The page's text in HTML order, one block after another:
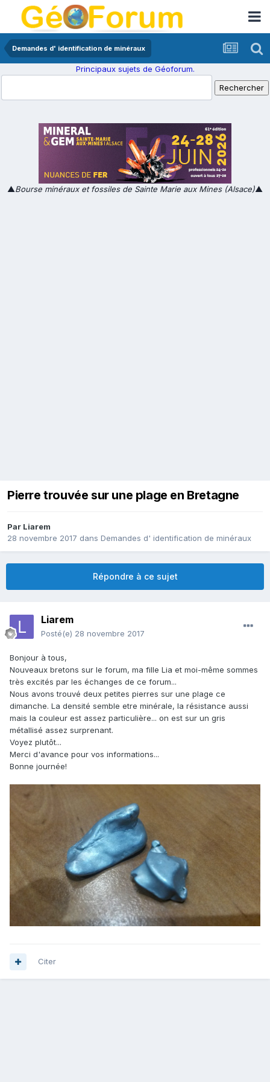
Demandes d' identification de minéraux
Principaux sujets de Géoforum.
▲Bourse minéraux et fossiles de Sainte Marie aux Mines (Alsace)▲
Pierre trouvée sur une plage en Bretagne
Par Liarem
28 novembre 2017 dans Demandes d' identification de minéraux
Répondre à ce sujet
Liarem
Posté(e) 28 novembre 2017
Bonjour à tous,
Nouveaux bretons sur le forum, ma fille Lia et moi-même sommes
très excités par les échanges de ce forum...
Nous avons trouvé deux petites pierres sur une plage ce
dimanche. La densité semble etre minérale, la résistance aussi
mais la couleur est assez particulière... on est sur un gris
métallisé assez surprenant.
Voyez plutôt...
Merci d'avance pour vos informations...
Bonne journée!
Citer